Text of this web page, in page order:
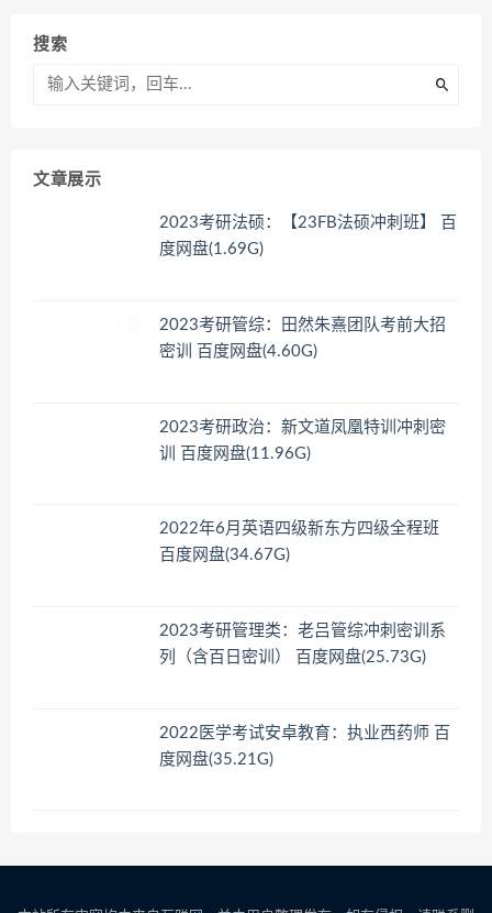
搜索
文章展示
2023考研法硕：【23FB法硕冲刺班】 百
度网盘(1.69G)
2023考研管综：田然朱熹团队考前大招
密训 百度网盘(4.60G)
2023考研政治：新文道凤凰特训冲刺密
训 百度网盘(11.96G)
2022年6月英语四级新东方四级全程班
百度网盘(34.67G)
2023考研管理类：老吕管综冲刺密训系
列（含百日密训） 百度网盘(25.73G)
2022医学考试安卓教育：执业西药师 百
度网盘(35.21G)